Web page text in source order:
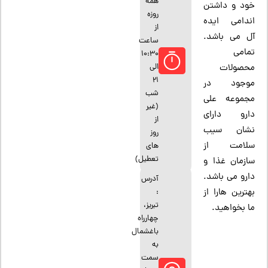
خود و داشتن
اندامی ایده
آل می باشد.
تمامی
محصولات
موجود در
مجموعه علی
دارو دارای
نشان سیب
سلامت از
سازمان غذا و
دارو می باشد.
بهترین هارا از
ما بخواهید.
روزه
از
ساعت
10:30
الی
21
شب
(غیر
از
روز
های
تعطیل)
آدرس
:
تبریز،
چهارراه
باغشمال
به
سمت